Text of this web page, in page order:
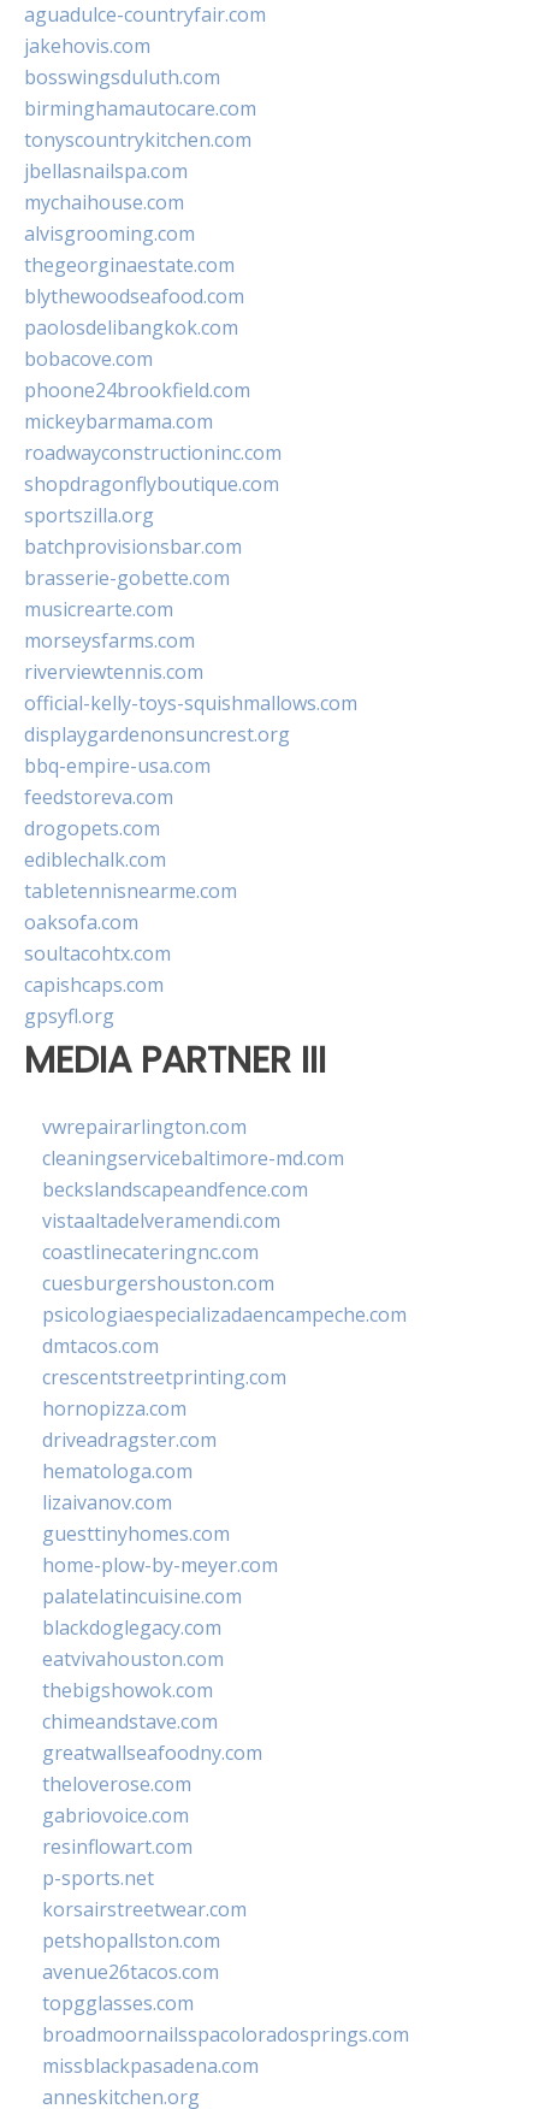
aguadulce-countryfair.com
jakehovis.com
bosswingsduluth.com
birminghamautocare.com
tonyscountrykitchen.com
jbellasnailspa.com
mychaihouse.com
alvisgrooming.com
thegeorginaestate.com
blythewoodseafood.com
paolosdelibangkok.com
bobacove.com
phoone24brookfield.com
mickeybarmama.com
roadwayconstructioninc.com
shopdragonflyboutique.com
sportszilla.org
batchprovisionsbar.com
brasserie-gobette.com
musicrearte.com
morseysfarms.com
riverviewtennis.com
official-kelly-toys-squishmallows.com
displaygardenonsuncrest.org
bbq-empire-usa.com
feedstoreva.com
drogopets.com
ediblechalk.com
tabletennisnearme.com
oaksofa.com
soultacohtx.com
capishcaps.com
gpsyfl.org
MEDIA PARTNER III
vwrepairarlington.com
cleaningservicebaltimore-md.com
beckslandscapeandfence.com
vistaaltadelveramendi.com
coastlinecateringnc.com
cuesburgershouston.com
psicologiaespecializadaencampeche.com
dmtacos.com
crescentstreetprinting.com
hornopizza.com
driveadragster.com
hematologa.com
lizaivanov.com
guesttinyhomes.com
home-plow-by-meyer.com
palatelatincuisine.com
blackdoglegacy.com
eatvivahouston.com
thebigshowok.com
chimeandstave.com
greatwallseafoodny.com
theloverose.com
gabriovoice.com
resinflowart.com
p-sports.net
korsairstreetwear.com
petshopallston.com
avenue26tacos.com
topgglasses.com
broadmoornailsspacoloradosprings.com
missblackpasadena.com
anneskitchen.org